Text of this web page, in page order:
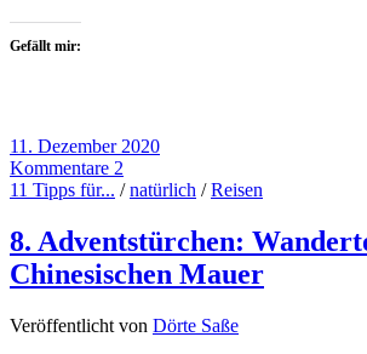
Gefällt mir:
11. Dezember 2020
Kommentare 2
11 Tipps für... /natürlich /Reisen
8. Adventstürchen:
Chinesischen Mauer
Veröffentlicht von Dörte Saße